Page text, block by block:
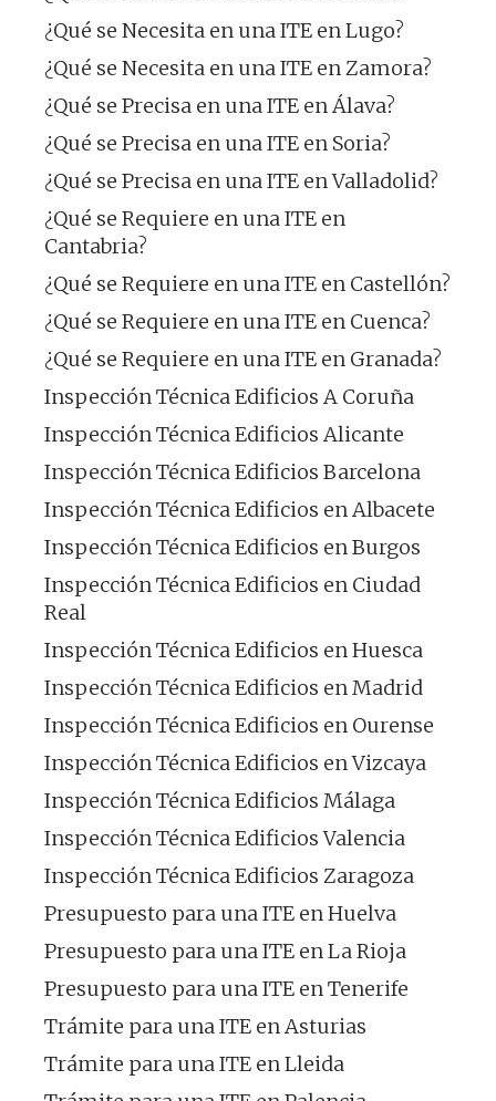
¿Qué se Necesita en una ITE en Lugo?
¿Qué se Necesita en una ITE en Zamora?
¿Qué se Precisa en una ITE en Álava?
¿Qué se Precisa en una ITE en Soria?
¿Qué se Precisa en una ITE en Valladolid?
¿Qué se Requiere en una ITE en
Cantabria?
¿Qué se Requiere en una ITE en Castellón?
¿Qué se Requiere en una ITE en Cuenca?
¿Qué se Requiere en una ITE en Granada?
Inspección Técnica Edificios A Coruña
Inspección Técnica Edificios Alicante
Inspección Técnica Edificios Barcelona
Inspección Técnica Edificios en Albacete
Inspección Técnica Edificios en Burgos
Inspección Técnica Edificios en Ciudad
Real
Inspección Técnica Edificios en Huesca
Inspección Técnica Edificios en Madrid
Inspección Técnica Edificios en Ourense
Inspección Técnica Edificios en Vizcaya
Inspección Técnica Edificios Málaga
Inspección Técnica Edificios Valencia
Inspección Técnica Edificios Zaragoza
Presupuesto para una ITE en Huelva
Presupuesto para una ITE en La Rioja
Presupuesto para una ITE en Tenerife
Trámite para una ITE en Asturias
Trámite para una ITE en Lleida